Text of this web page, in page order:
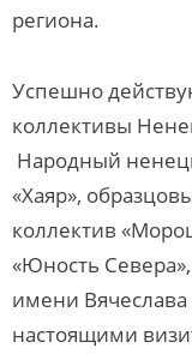
региона.
Успешно
коллективы
Народный
«Хаяр»,
коллектив
«Юность
имени
настоящими